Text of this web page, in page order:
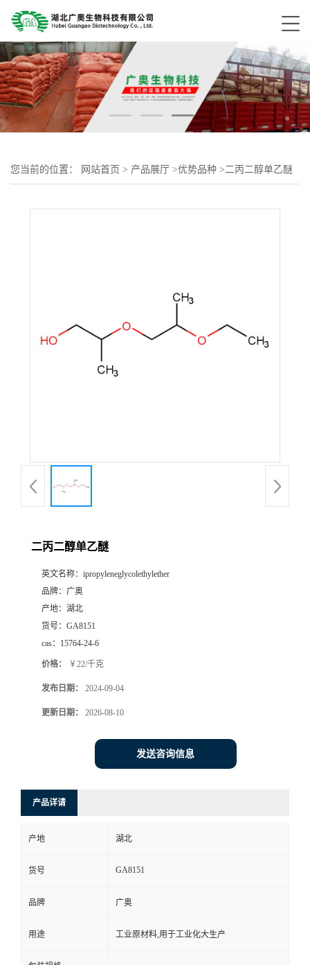
您当前的位置： 网站首页 > 产品展厅 >优势品种 > 二丙二醇单乙醚
二丙二醇单乙醚
英文名称： ipropyleneglycolethylether
品牌： 广奥
产地： 湖北
货号： GA8151
cas： 15764-24-6
价格： ￥22/千克
发布日期： 2024-09-04
更新日期： 2026-08-10
发送咨询信息
产品详请
产地 湖北
货号 GA8151
品牌 广奥
用途 工业原材料,用于工业化大生产